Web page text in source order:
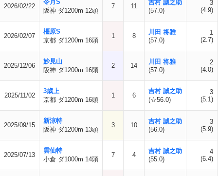
2026/02/22
令月S
阪神 ダ1200m 12頭
7 11
吉村 誠之助
(57.0)
3
(4.9)
2026/02/07
橿原S
京都 ダ1200m 16頭
1 8
川田 将雅
(57.0)
1
(2.7)
2025/12/06
妙見山
阪神 ダ1200m 16頭
2 14
川田 将雅
(57.0)
2
(4.0)
2025/11/02
3歳上
京都 ダ1200m 16頭
1 6
吉村 誠之助
(☆56.0)
3
(5.1)
2025/09/15
新涼特
阪神 ダ1200m 13頭
3 10
吉村 誠之助
(56.0)
3
(5.9)
2025/07/13
雲仙特
小倉 ダ1000m 14頭
7 4
吉村 誠之助
(55.0)
4
(6.4)